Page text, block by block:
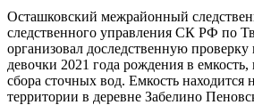
Осташковский межрайонный
следственного управления СК РФ по
организовал доследственную
девочки 2021 года рождения в
сбора сточных вод. Емкость находится
территории в деревне Забелино